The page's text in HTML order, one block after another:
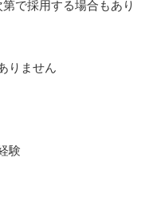
で採用する場合もあり
りません
験